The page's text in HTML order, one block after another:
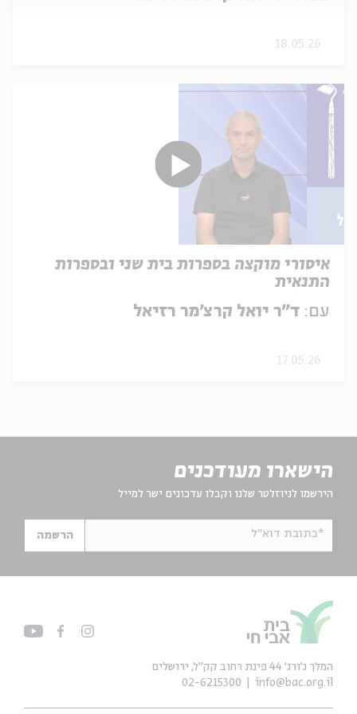
18.05.26
איסורי מוקצה בספרות בית שני ובספרות
התנאית
עם: ד"ר יואל קרצ'מר רזיאל
17.05.26
הישארו מעודכנים
הירשמו לניוזלטר שלנו וקבלו עדכונים ישר למייל
*כתובת דוא"ל הרשמה
המלך ג'ורג' 44 פינת רחוב קק״ל, ירושלים
info@bac.org.il
02-6215300